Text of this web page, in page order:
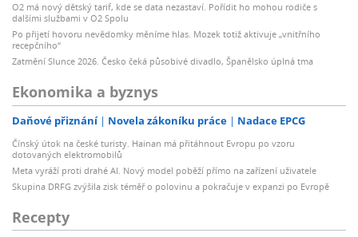
O2 má nový dětský tarif, kde se data nezastaví. Pořídit ho mohou rodiče s
dalšími službami v O2 Spolu
Po přijetí hovoru nevědomky měníme hlas. Mozek totiž aktivuje „vnitřního
recepčního“
Zatmění Slunce 2026. Česko čeká působivé divadlo, Španělsko úplná tma
Ekonomika a byznys
Daňové přiznání Novela zákoníku práce Nadace EPCG
Čínský útok na české turisty. Hainan má přitáhnout Evropu po vzoru
dotovaných elektromobilů
Meta vyráží proti drahé AI. Nový model poběží přímo na zařízení uživatele
Skupina DRFG zvýšila zisk téměř o polovinu a pokračuje v expanzi po Evropě
Recepty